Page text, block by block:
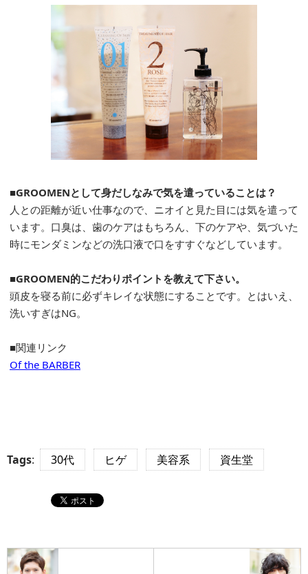
■GROOMENとして身だしなみで気を遣っていることは？
人との距離が近い仕事なので、ニオイと見た目には気を遣って
います。口臭は、歯のケアはもちろん、下のケアや、気づいた
時にモンダミンなどの洗口液で口をすすぐなどしています。
■GROOMEN的こだわりポイントを教えて下さい。
頭皮を寝る前に必ずキレイな状態にすることです。とはいえ、
洗いすぎはNG。
■関連リンク
Of the BARBER
Tags: 30代 ヒゲ 美容系 資生堂